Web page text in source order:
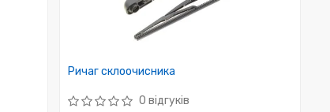
Ричаг склоочисника
0 відгуків